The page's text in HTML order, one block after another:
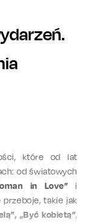
które od lat
od światowych
in Love” i
takie jak
„Być kobietą”,